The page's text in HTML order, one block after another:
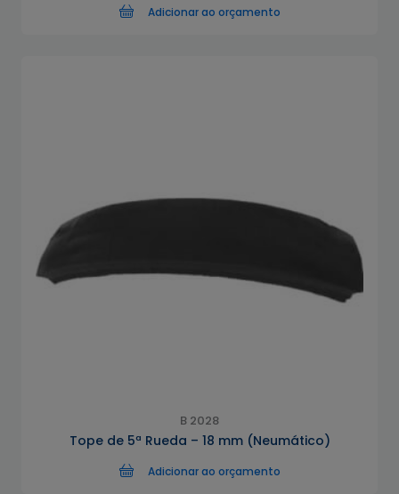
Adicionar ao orçamento
B 2028
Tope de 5ª Rueda – 18 mm (Neumático)
Adicionar ao orçamento